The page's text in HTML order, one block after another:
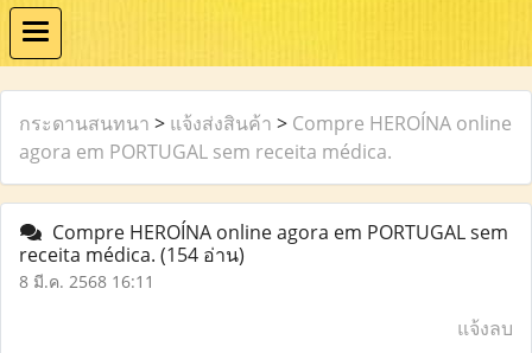
กระดานสนทนา > แจ้งส่งสินค้า > Compre HEROÍNA online
agora em PORTUGAL sem receita médica.
Compre HEROÍNA online agora em PORTUGAL sem
receita médica. (154 อ่าน)
8 มี.ค. 2568 16:11
แจ้งลบ